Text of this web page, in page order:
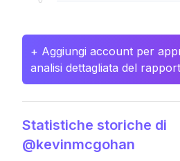
+ Aggiungi account per
analisi dettagliata del
Statistiche storiche di
@kevinmcgohan